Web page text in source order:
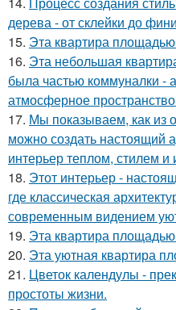
дерева - от склейки до
15. Эта квартира
16. Эта небольшая
была частью коммуналки -
атмосферное
17. Мы показываем, как из
можно создать настоящий
интерьер теплом, стилем и
18. Этот интерьер -
где классическая
современным видением
19. Эта квартира
20. Эта уютная квартира
21. Цветок календулы -
простоты жизни.